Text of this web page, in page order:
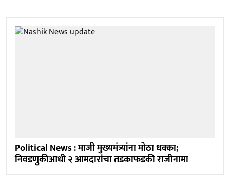
Political News : माजी मुख्यमंत्र्यांना मोठा धक्का;
निवडणुकीआधी २ आमदारांचा तडकाफडकी राजीनामा